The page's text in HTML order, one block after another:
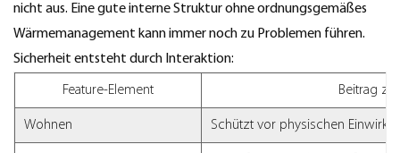
nicht aus. Eine gute interne Struktur ohne ordnungsgemäßes
Wärmemanagement kann immer noch zu Problemen führen.
Sicherheit entsteht durch Interaktion:
Feature-Element Beitrag
Wohnen Schützt vor physischen